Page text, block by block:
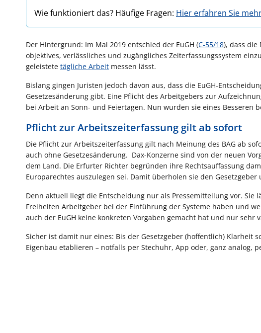
Wie funktioniert das? Häufige Fragen: Hier erfahren Sie
Der Hintergrund: Im Mai 2019 entschied der EuGH (C-55/18), dass
objektives, verlässliches und zugängliches Zeiterfassungssystem
geleistete tägliche Arbeit messen lässt.
Bislang gingen Juristen jedoch davon aus, dass die EuGH-
Gesetzesänderung gibt. Eine Pflicht des Arbeitgebers zur
bei Arbeit an Sonn- und Feiertagen. Nun wurden sie eines Besseren
Pflicht zur Arbeitszeiterfassung gilt ab sofort
Die Pflicht zur Arbeitszeiterfassung gilt nach Meinung des BAG ab
auch ohne Gesetzesänderung. Dax-Konzerne sind von der neuen
dem Land. Die Erfurter Richter begründen ihre Rechtsauffassung
Europarechtes auszulegen sei. Damit überholen sie den
Denn aktuell liegt die Entscheidung nur als Pressemitteilung vor.
Freiheiten Arbeitgeber bei der Einführung der Systeme haben und
auch der EuGH keine konkreten Vorgaben gemacht hat und nur sehr
Sicher ist damit nur eines: Bis der Gesetzgeber (hoffentlich) Klarheit
Eigenbau etablieren – notfalls per Stechuhr, App oder, ganz analog,